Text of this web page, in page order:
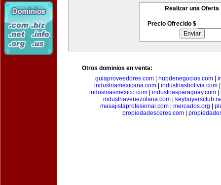
Realizar una Oferta
Precio Ofrecido $
Otros dominios en venta:
guiaproveedores.com
hubdenegocios.com
industriamexicana.com| industriasbolivia.com
industriasmexico.com
industriasparaguay.com
industriavenezolana.com
masajistaprofesional.com
mercados.org
propiedadesceres.com|